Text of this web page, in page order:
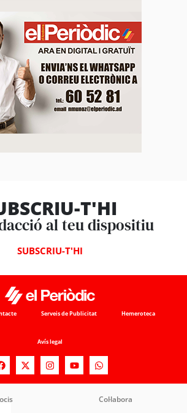
T'HI
al teu dispositiu
SUBSCRIU-T'HI
Serveis de Publicitat Hemeroteca
Avís legal
Col·labora